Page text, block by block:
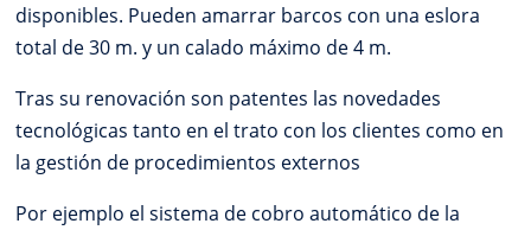
disponibles. Pueden amarrar barcos con una eslora
total de 30 m. y un calado máximo de 4 m.
Tras su renovación son patentes las novedades
tecnológicas tanto en el trato con los clientes como en
la gestión de procedimientos externos
Por ejemplo el sistema de cobro automático de la